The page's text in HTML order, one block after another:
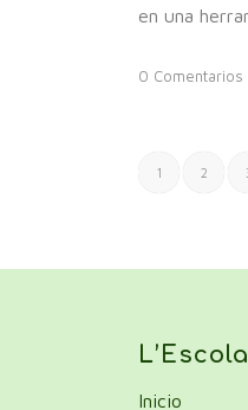
en una
0 Comentarios
1 2
Inicio